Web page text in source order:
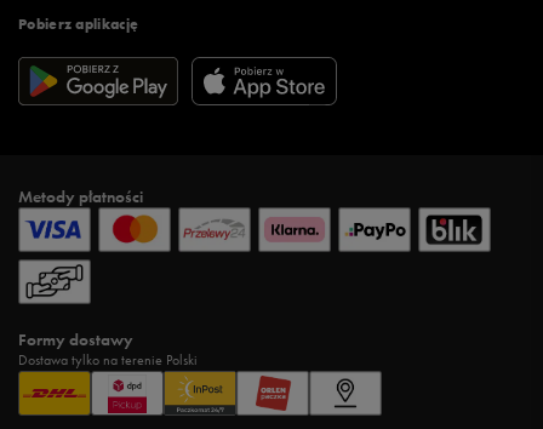
Pobierz aplikację
Metody płatności
Formy dostawy
Dostawa tylko na terenie Polski